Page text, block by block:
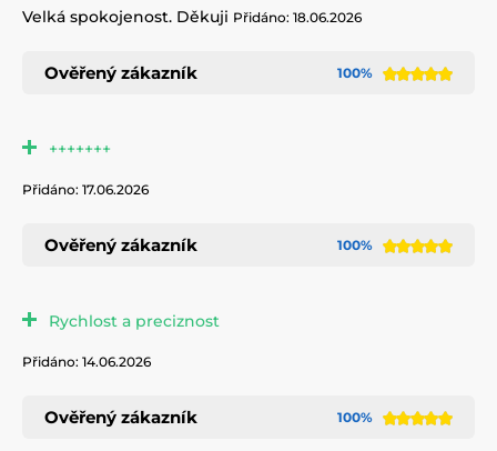
Velká spokojenost. Děkuji Přidáno: 18.06.2026
Ověřený zákazník 100%
+++++++
Přidáno: 17.06.2026
Ověřený zákazník 100%
Rychlost a preciznost
Přidáno: 14.06.2026
Ověřený zákazník 100%